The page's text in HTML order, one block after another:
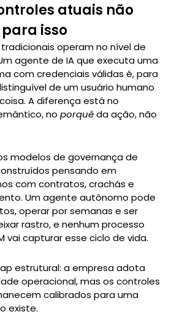
atuais não
isso
operam no nível de
agente de IA que executa uma
com credenciais válidas é, para
de um usuário humano
A diferença está no
no porquêda ação, não
modelos de governança de
pensando em
com contratos, crachás e
Um agente autônomo pode
operar por semanas e ser
rastro, e nenhum processo
vai capturar esse ciclo de vida.
estrutural: a empresa adota
operacional, mas os controles
calibrados para uma
existe.